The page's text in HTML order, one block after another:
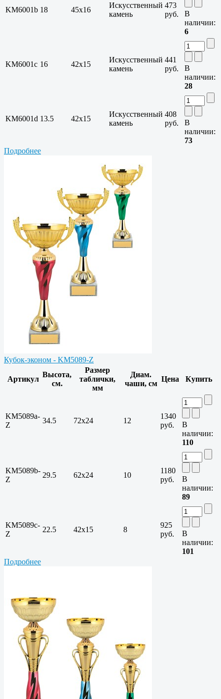
KM6001b 18 45x16
Искусственный
камень
473
руб.
В
наличии:
6
KM6001c 16 42x15
Искусственный
камень
441
руб.
В
наличии:
28
KM6001d 13.5 42x15
Искусственный
камень
408
руб.
В
наличии:
73
Подробнее
Кубок-эконом - KM5089-Z
Артикул
Высота,
см.
Размер
таблички,
мм
Диам.
чаши, см
Цена Купить
KM5089a-
Z
34.5 72х24 12
1340
руб.
В
наличии:
110
KM5089b-
Z
29.5 62х24 10
1180
руб.
В
наличии:
89
KM5089c-
Z
22.5 42х15 8
925
руб.
В
наличии:
101
Подробнее